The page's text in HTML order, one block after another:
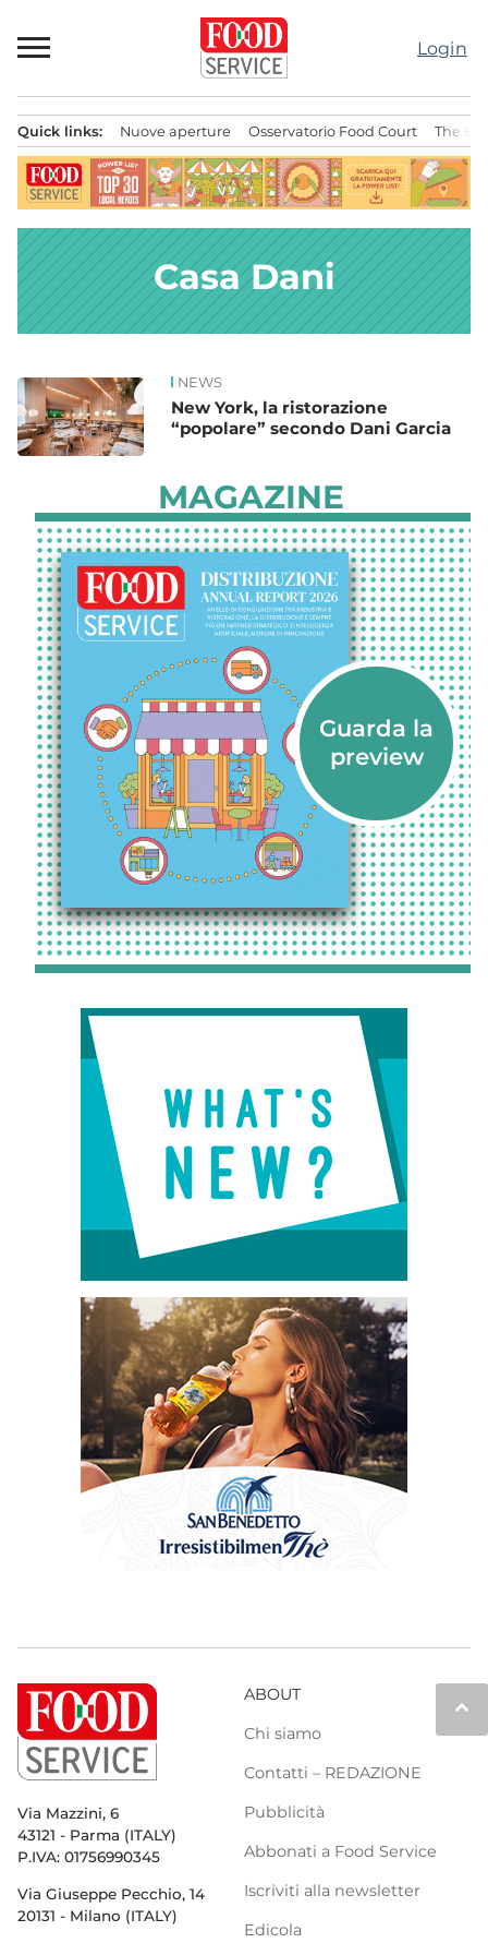
al
contenuto
Login
principale
Quick links: Nuove aperture Osservatorio Food Court The
Casa Dani
News NEWS
New York, la ristorazione
“popolare” secondo Dani Garcia
MAGAZINE
keyboard_arrow_up
Via Mazzini, 6
43121 - Parma (ITALY)
P.IVA: 01756990345
Via Giuseppe Pecchio, 14
20131 - Milano (ITALY)
ABOUT
Chi siamo
Contatti – REDAZIONE
Pubblicità
Abbonati a Food Service
Iscriviti alla newsletter
Edicola